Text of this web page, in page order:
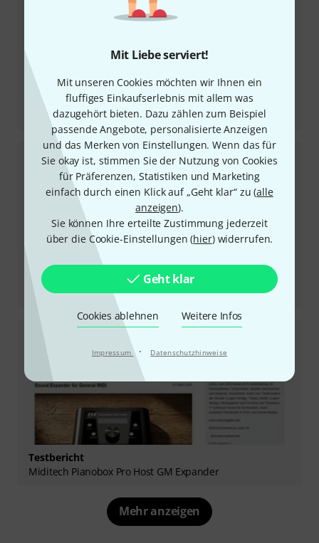
Mit Liebe serviert!
Mit unseren Cookies möchten wir Ihnen ein
fluffiges Einkaufserlebnis mit allem was
dazugehört bieten. Dazu zählen zum Beispiel
passende Angebote, personalisierte Anzeigen
und das Merken von Einstellungen. Wenn das für
Sie okay ist, stimmen Sie der Nutzung von Cookies
für Präferenzen, Statistiken und Marketing
einfach durch einen Klick auf „Geht klar“ zu (alle
anzeigen).
Sie können Ihre erteilte Zustimmung jederzeit
über die Cookie-Einstellungen (hier) widerrufen.
Geht klar
Cookies ablehnen Weitere Infos
Impressum · Datenschutzhinweise
Testbericht
Serato Studio
Testbericht
Korg Pa5x Arranger Keyboard OS 1.4 Update
Testbericht
Miditech Pianobox Pro Host GM Expander
Mehr anzeigen